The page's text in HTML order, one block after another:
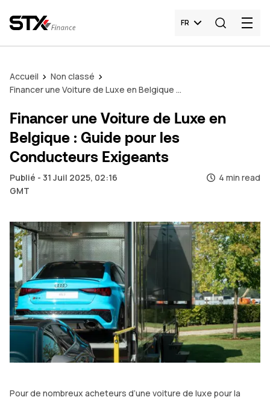
FR
Accueil
Non classé
Financer une Voiture de Luxe en Belgique : Guide pour les Conducteurs Exigeants
Financer une Voiture de Luxe en
Belgique : Guide pour les
Conducteurs Exigeants
Publié - 31 Juil 2025, 02:16
GMT
4 min read
Pour de nombreux acheteurs d’une voiture de luxe pour la